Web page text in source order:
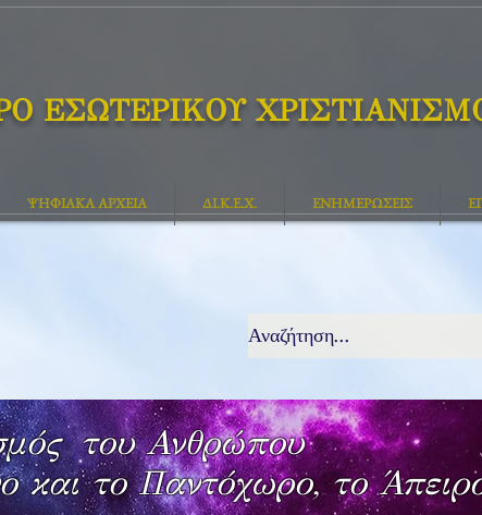
ΕΣΩΤΕΡΙΚΟΥ
ΨΗΦΙΑΚΑ ΑΡΧΕΙΑ ΔΙ.Κ.Ε.Χ. ΕΝΗΜΕΡΩΣΕΙΣ
του Ανθρώπου
και το Παντόχωρο, το